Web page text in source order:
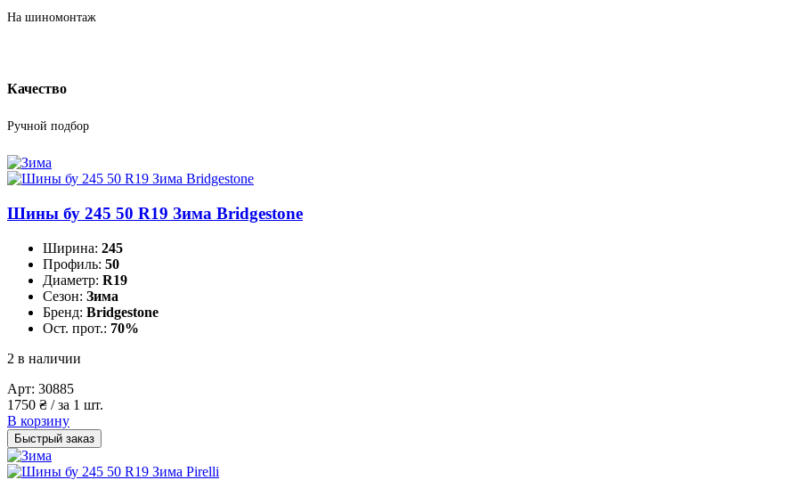
На шиномонтаж
Качество
Ручной подбор
Шины бу 245 50 R19 Зима Bridgestone
Ширина: 245
Профиль: 50
Диаметр: R19
Сезон: Зима
Бренд: Bridgestone
Ост. прот.: 70%
2 в наличии
Арт: 30885
1750 ₴ / за 1 шт.
В корзину
Быстрый заказ